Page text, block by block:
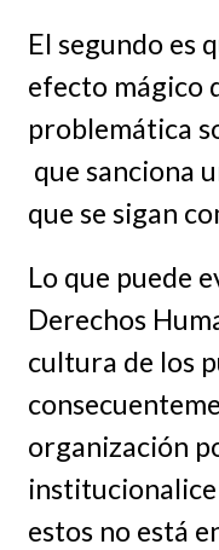
El segundo es
efecto mágico
problemática
que sanciona
que se sigan
Lo que puede
Derechos
cultura de los
organización
estos no está